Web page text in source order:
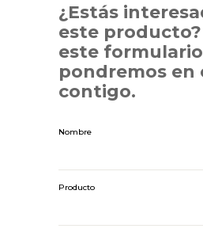
¿Estás
este
este
pondremos en
contigo.
Nombre
Producto